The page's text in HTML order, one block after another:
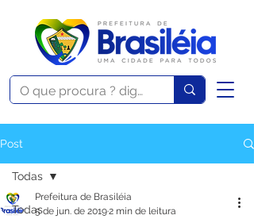
Post
Todas
Todas
Prefeitura de Brasiléia
5 de jun. de 20192 min de leitura